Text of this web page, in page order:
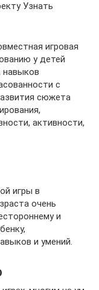
Узнать
игровая
у детей
навыков
с
сюжета
активности,
игры в
очень
и
и умений.